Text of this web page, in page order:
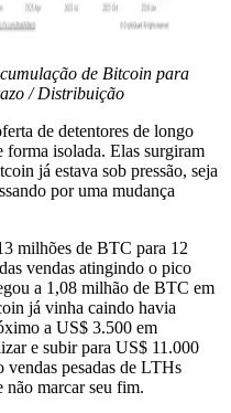
de Bitcoin para
/ Distribuição
de detentores de longo
forma isolada. Elas surgiram
já estava sob pressão, seja
por uma mudança
milhões de BTC para 12
vendas atingindo o pico
a 1,08 milhão de BTC em
já vinha caindo havia
a US$ 3.500 em
e subir para US$ 11.000
vendas pesadas de LTHs
não marcar seu fim.